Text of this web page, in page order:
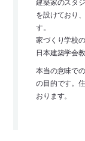
建築家のスタ
を設けており
す。
家づくり学校
日本建築学会
本当の意味で
の目的です。
おります。